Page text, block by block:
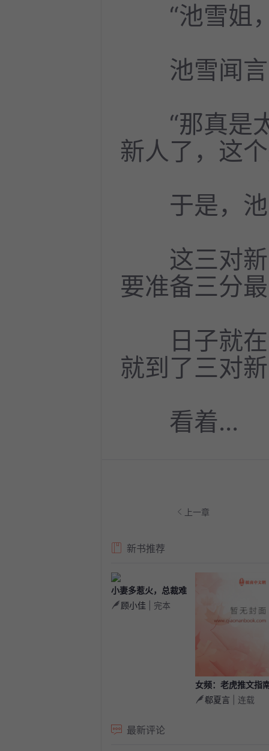
“池雪姐，
池雪闻言
“那真是太
新人了，这
于是，池
这三对新
要准备三分
日子就在
就到了三对
看着...
上一章
新书推荐
小妻多惹火，总裁难
自控顾小佳 | 完本
女频：老虎推文指
【一章一条】
郗夏言 | 连载
最新评论